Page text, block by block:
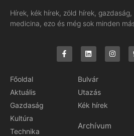
Hírek, kék hírek, zöld hírek,
medicina, ezo és még sok minden
Főoldal
Aktuális
Gazdaság
Kultúra
Technika
Bulvár
Utazás
Kék hírek
Archívum